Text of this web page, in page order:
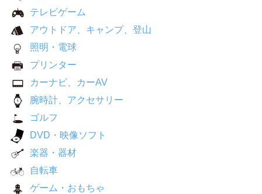
テレビゲーム
アウトドア、キャンプ、登山
照明・電球
プリンター
カーナビ、カーAV
腕時計、アクセサリー
ゴルフ
DVD・映像ソフト
楽器・器材
自転車
ゲーム・おもちゃ